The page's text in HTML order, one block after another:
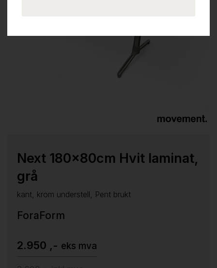
Next 180x80cm Hvit laminat,
grå
kant, krom understell, Pent brukt
ForaForm
2.950 ,- eks mva